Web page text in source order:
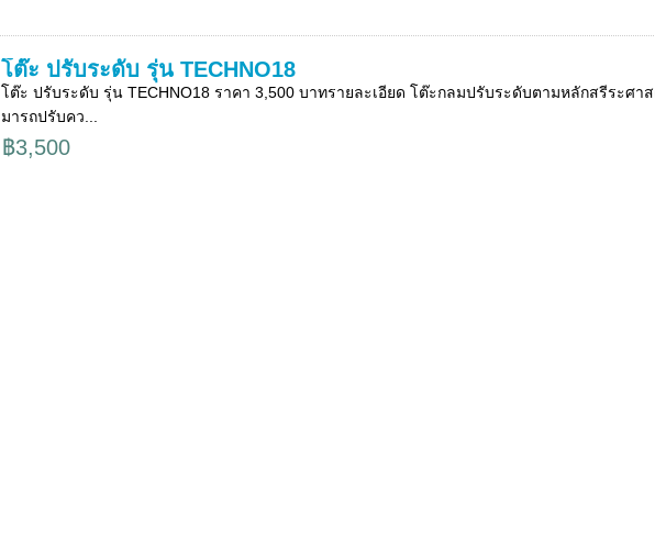
โต๊ะ ปรับระดับ รุ่น TECHNO18
โต๊ะ ปรับระดับ รุ่น TECHNO18 ราคา 3,500 บาทรายละเอียด โต๊ะกลมปรับระดับตามหลักสรีระศา
มารถปรับคว...
฿3,500